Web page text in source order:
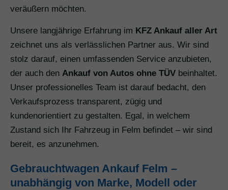
veräußern möchten.
Unsere langjährige Erfahrung im KFZ Ankauf aller Art
zeichnet uns als verlässlichen Partner aus. Wir sind
stolz darauf, einen umfassenden Service anzubieten,
der auch den Ankauf von Autos ohne TÜV beinhaltet.
Unser professionelles Team ist darauf bedacht, den
Verkaufsprozess transparent, zügig und
kundenorientiert zu gestalten. Egal, in welchem
Zustand sich Ihr Fahrzeug in Felm befindet – wir sind
bereit, es anzunehmen.
Gebrauchtwagen Ankauf Felm –
unabhängig von Marke, Modell oder